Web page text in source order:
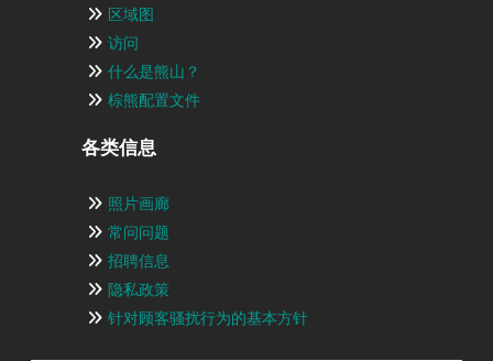
区域图
访问
什么是熊山？
棕熊配置文件
各类信息
照片画廊
常问问题
招聘信息
隐私政策
针对顾客骚扰行为的基本方针